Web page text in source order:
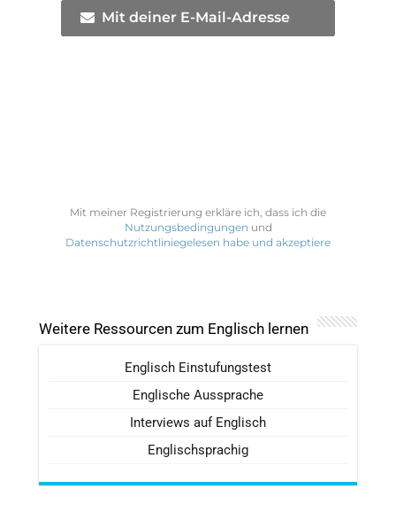
Mit deiner E-Mail-Adresse
Mit meiner Registrierung erkläre ich, dass ich die
Nutzungsbedingungen und
Datenschutzrichtliniegelesen habe und akzeptiere
Weitere Ressourcen zum Englisch lernen
Englisch Einstufungstest
Englische Aussprache
Interviews auf Englisch
Englischsprachig